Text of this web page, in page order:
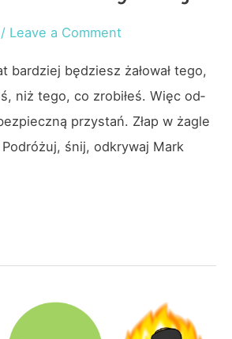
/ Leave a Comment
bar­dziej będziesz żałował te­go,
niż te­go, co zro­biłeś. Więc od­
przys­tań. Złap w żag­le
śnij, od­kry­waj Mark